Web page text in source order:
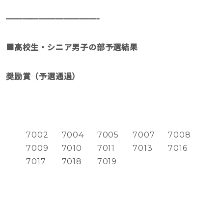
———————————-
■高校生・シニア男子の部予選結果
奨励賞（予選通過）
7002 7004 7005 7007
7008
7009
7010 7011 7013
7016
7017
7018 7019